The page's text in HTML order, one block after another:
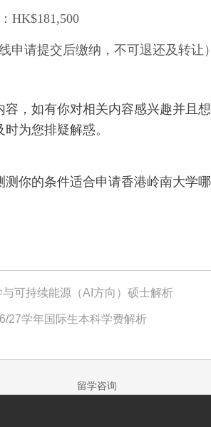
HK$181,500
申请提交后缴纳，不可退还及转让）
，如有你对相关内容感兴趣并且
为您排疑解惑。
测你的条件适合申请香港岭南大学
与可持续能源（AI方向）硕士解析
27学年国际生本科学费解析
留学咨询